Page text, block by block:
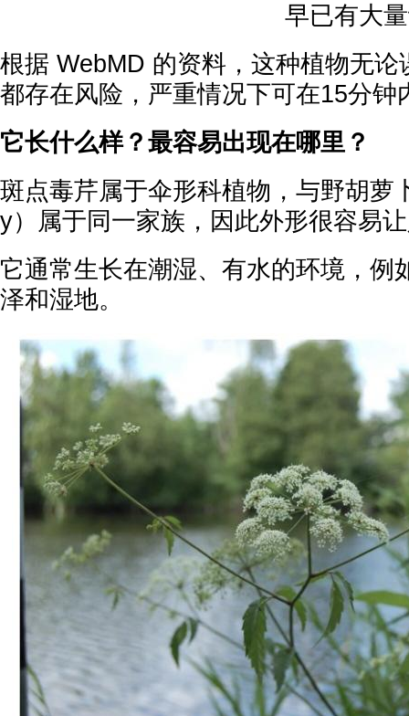
早已有大
根据 WebMD 的资料，这种植物无论
都存在风险，严重情况下可在15分钟
它长什么样？最容易出现在哪里？
斑点毒芹属于伞形科植物，与野胡萝
y）属于同一家族，因此外形很容易
它通常生长在潮湿、有水的环境，例
泽和湿地。